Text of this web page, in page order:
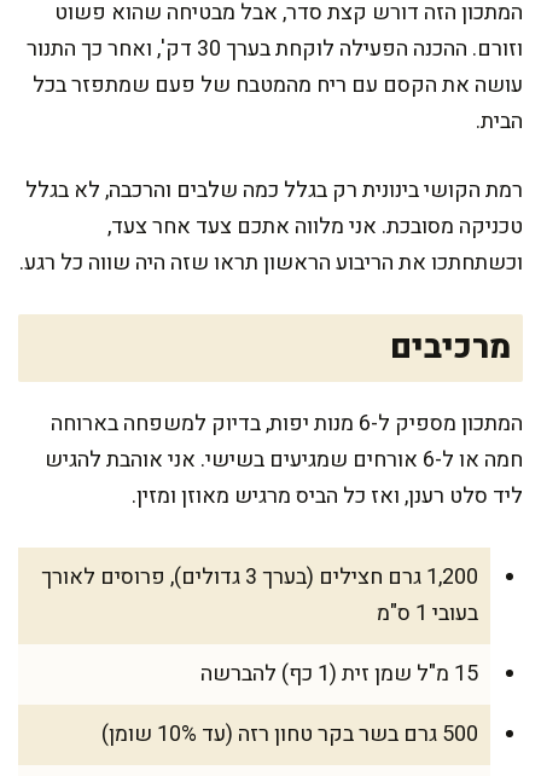
המתכון הזה דורש קצת סדר, אבל מבטיחה שהוא פשוט
וזורם. ההכנה הפעילה לוקחת בערך 30 דק', ואחר כך התנור
עושה את הקסם עם ריח מהמטבח של פעם שמתפזר בכל
הבית.
רמת הקושי בינונית רק בגלל כמה שלבים והרכבה, לא בגלל
טכניקה מסובכת. אני מלווה אתכם צעד אחר צעד,
וכשתחתכו את הריבוע הראשון תראו שזה היה שווה כל רגע.
מרכיבים
המתכון מספיק ל-6 מנות יפות, בדיוק למשפחה בארוחה
חמה או ל-6 אורחים שמגיעים בשישי. אני אוהבת להגיש
ליד סלט רענן, ואז כל הביס מרגיש מאוזן ומזין.
1,200 גרם חצילים (בערך 3 גדולים), פרוסים לאורך
בעובי 1 ס"מ
15 מ"ל שמן זית (1 כף) להברשה
500 גרם בשר בקר טחון רזה (עד 10% שומן)